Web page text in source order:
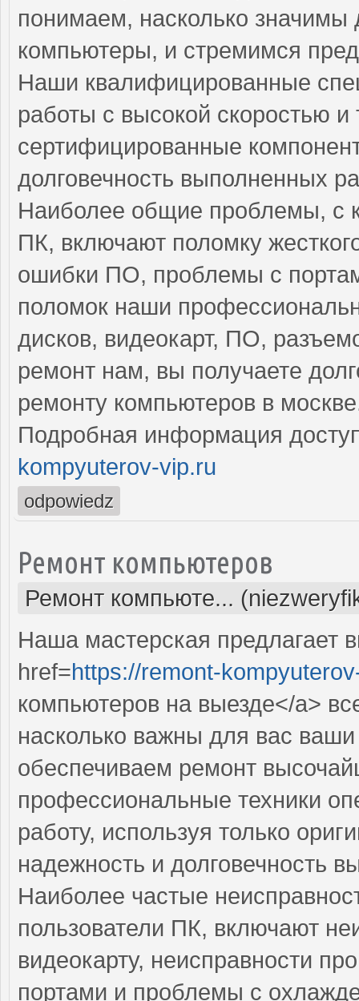
понимаем, насколько
компьютеры, и стремимся
Наши квалифицированные
работы с высокой скоростью и
сертифицированные
долговечность выполненных
Наиболее общие проблемы, с
ПК, включают поломку
ошибки ПО, проблемы с
поломок наши
дисков, видеокарт, ПО,
ремонт нам, вы получаете
ремонту компьютеров в
Подробная информация
kompyuterov-vip.ru
odpowiedz
Ремонт компьютеров
Ремонт компьюте...
Наша мастерская предлагает
href=https://remont-
компьютеров на выезде</a>
насколько важны для вас
обеспечиваем ремонт
профессиональные техники
работу, используя только
надежность и долговечность
Наиболее частые
пользователи ПК, включают
видеокарту, неисправности
портами и проблемы с